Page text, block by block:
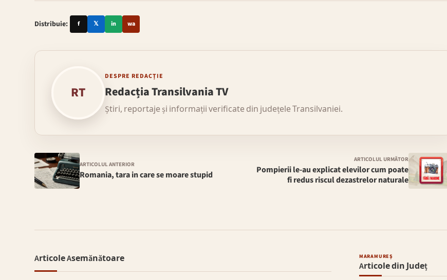
Distribuie: f 𝕏 in wa
RT
DESPRE REDACȚIE
Redacția Transilvania TV
Știri, reportaje și informații verificate din județele Transilvaniei.
ARTICOLUL ANTERIOR
Romania, tara in care se moare stupid
ARTICOLUL URMĂTOR
Pompierii le-au explicat elevilor cum poate
fi redus riscul dezastrelor naturale
Articole Asemănătoare MARAMUREȘ
Articole din Județ